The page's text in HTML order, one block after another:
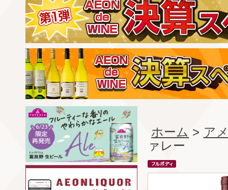
ホーム > ア
ァレー